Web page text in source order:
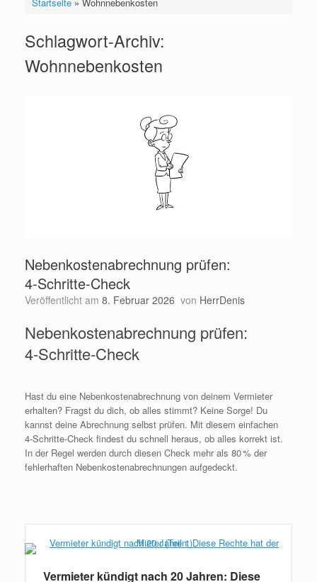
Startseite» Wohnnebenkosten
Schlagwort-Archiv:
Wohnnebenkosten
Nebenkostenabrechnung prüfen:
4‑Schritte‑Check
Veröffentlicht am 8. Februar 2026 von HerrDenis
Nebenkostenabrechnung prüfen:
4‑Schritte‑Check
Hast du eine Nebenkostenabrechnung von deinem Vermieter
erhalten? Fragst du dich, ob alles stimmt? Keine Sorge! Du
kannst deine Abrechnung selbst prüfen. Mit diesem einfachen
4‑Schritte‑Check findest du schnell heraus, ob alles korrekt ist.
In der Regel werden durch diesen Check mehr als 80 % der
fehlerhaften Nebenkostenabrechnungen aufgedeckt.
Vermieter kündigt nach 20 Jahren: Diese